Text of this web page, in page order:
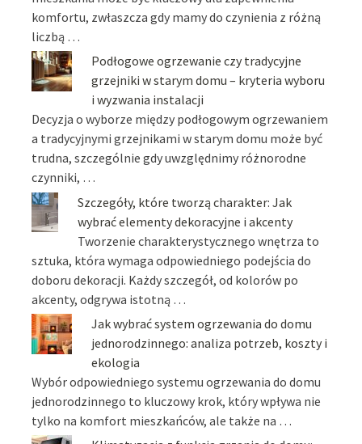
komfortu, zwłaszcza gdy mamy do czynienia z różną
liczbą …
Podłogowe ogrzewanie czy tradycyjne
grzejniki w starym domu – kryteria wyboru
i wyzwania instalacji
Decyzja o wyborze między podłogowym ogrzewaniem
a tradycyjnymi grzejnikami w starym domu może być
trudna, szczególnie gdy uwzględnimy różnorodne
czynniki, …
Szczegóły, które tworzą charakter: Jak
wybrać elementy dekoracyjne i akcenty
Tworzenie charakterystycznego wnętrza to
sztuka, która wymaga odpowiedniego podejścia do
doboru dekoracji. Każdy szczegół, od kolorów po
akcenty, odgrywa istotną …
Jak wybrać system ogrzewania do domu
jednorodzinnego: analiza potrzeb, koszty i
ekologia
Wybór odpowiedniego systemu ogrzewania do domu
jednorodzinnego to kluczowy krok, który wpływa nie
tylko na komfort mieszkańców, ale także na …